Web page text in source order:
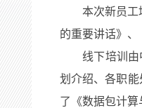
本次新员工培
的重要讲话》、
线下培训由中
划介绍、各职
了《数据包计算